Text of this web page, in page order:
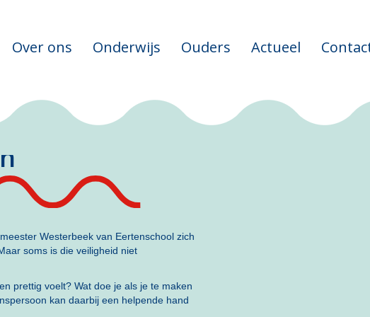
Over ons Onderwijs Ouders Actueel
Westerbeek van Eertenschool zich
soms is die veiligheid niet
prettig voelt? Wat doe je als je te maken
kan daarbij een helpende hand